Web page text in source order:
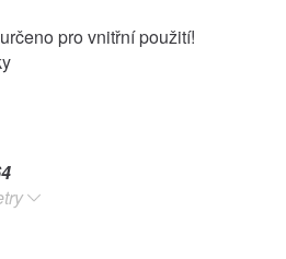
pro vnitřní použití!